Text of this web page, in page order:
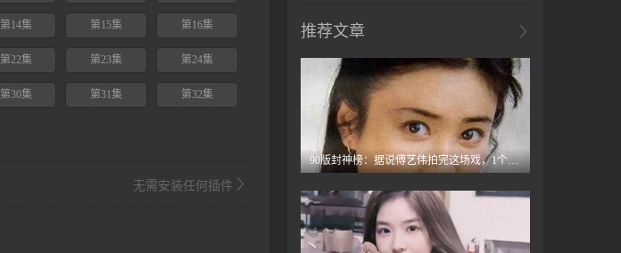
第14集 第15集 第16集
第22集 第23集 第24集
第30集 第31集 第32集
无需安装任何插件
推荐文章
90版封神榜：据说傅艺伟拍完这场戏，1个月没和纣王“达奇”说话